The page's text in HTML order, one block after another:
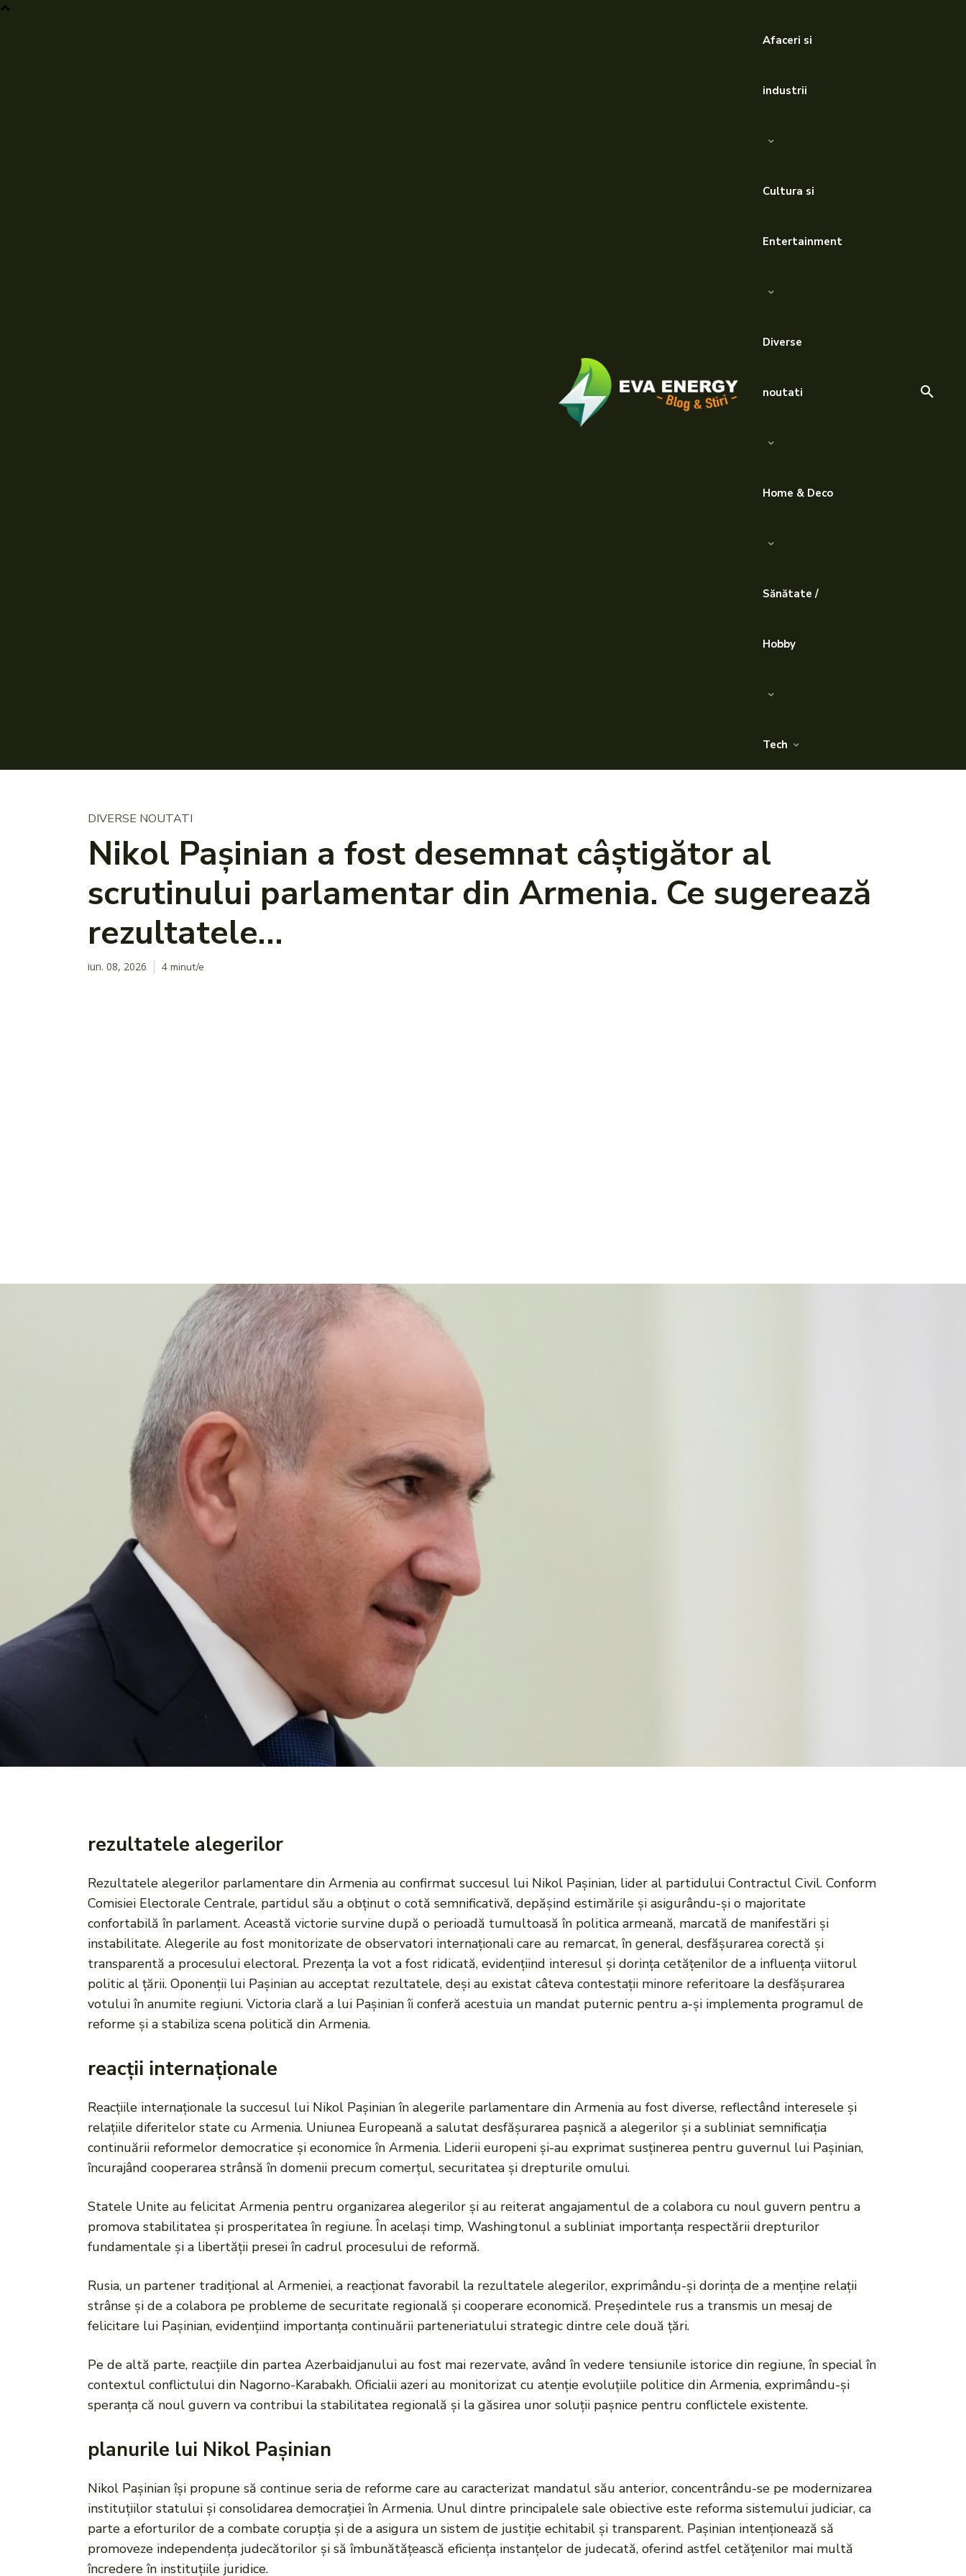
Afaceri si
industrii
Cultura si
Entertainment
Diverse
noutati
Home & Deco
Sănătate /
Hobby
Tech
DIVERSE NOUTATI
Nikol Paşinian a fost desemnat câştigător al
scrutinului parlamentar din Armenia. Ce sugerează
rezultatele…
iun. 08, 2026 4 minut/e
rezultatele alegerilor
Rezultatele alegerilor parlamentare din Armenia au confirmat succesul lui Nikol Pașinian, lider al partidului Contractul Civil. Conform
Comisiei Electorale Centrale, partidul său a obținut o cotă semnificativă, depășind estimările și asigurându-și o majoritate
confortabilă în parlament. Această victorie survine după o perioadă tumultoasă în politica armeană, marcată de manifestări și
instabilitate. Alegerile au fost monitorizate de observatori internaționali care au remarcat, în general, desfășurarea corectă și
transparentă a procesului electoral. Prezența la vot a fost ridicată, evidențiind interesul și dorința cetățenilor de a influența viitorul
politic al țării. Oponenții lui Pașinian au acceptat rezultatele, deși au existat câteva contestații minore referitoare la desfășurarea
votului în anumite regiuni. Victoria clară a lui Pașinian îi conferă acestuia un mandat puternic pentru a-și implementa programul de
reforme și a stabiliza scena politică din Armenia.
reacții internaționale
Reacțiile internaționale la succesul lui Nikol Pașinian în alegerile parlamentare din Armenia au fost diverse, reflectând interesele și
relațiile diferitelor state cu Armenia. Uniunea Europeană a salutat desfășurarea pașnică a alegerilor și a subliniat semnificația
continuării reformelor democratice și economice în Armenia. Liderii europeni și-au exprimat susținerea pentru guvernul lui Pașinian,
încurajând cooperarea strânsă în domenii precum comerțul, securitatea și drepturile omului.
Statele Unite au felicitat Armenia pentru organizarea alegerilor și au reiterat angajamentul de a colabora cu noul guvern pentru a
promova stabilitatea și prosperitatea în regiune. În același timp, Washingtonul a subliniat importanța respectării drepturilor
fundamentale și a libertății presei în cadrul procesului de reformă.
Rusia, un partener tradițional al Armeniei, a reacționat favorabil la rezultatele alegerilor, exprimându-și dorința de a menține relații
strânse și de a colabora pe probleme de securitate regională și cooperare economică. Președintele rus a transmis un mesaj de
felicitare lui Pașinian, evidențiind importanța continuării parteneriatului strategic dintre cele două țări.
Pe de altă parte, reacțiile din partea Azerbaidjanului au fost mai rezervate, având în vedere tensiunile istorice din regiune, în special în
contextul conflictului din Nagorno-Karabakh. Oficialii azeri au monitorizat cu atenție evoluțiile politice din Armenia, exprimându-și
speranța că noul guvern va contribui la stabilitatea regională și la găsirea unor soluții pașnice pentru conflictele existente.
planurile lui Nikol Pașinian
Nikol Pașinian își propune să continue seria de reforme care au caracterizat mandatul său anterior, concentrându-se pe modernizarea
instituțiilor statului și consolidarea democrației în Armenia. Unul dintre principalele sale obiective este reforma sistemului judiciar, ca
parte a eforturilor de a combate corupția și de a asigura un sistem de justiție echitabil și transparent. Pașinian intenționează să
promoveze independența judecătorilor și să îmbunătățească eficiența instanțelor de judecată, oferind astfel cetățenilor mai multă
încredere în instituțiile juridice.